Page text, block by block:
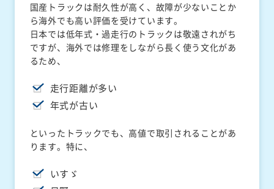
国産トラックは耐久性が高く、故障が少ないことか
ら海外でも高い評価を受けています。
日本では低年式・過走行のトラックは敬遠されがち
ですが、海外では修理をしながら長く使う文化があ
るため、
走行距離が多い
年式が古い
といったトラックでも、高値で取引されることがあ
ります。特に、
いすゞ